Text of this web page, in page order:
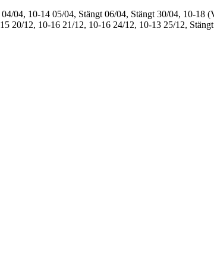
04/04, 10-14 05/04, Stängt 06/04, Stängt 30/04, 10-18
20/12, 10-16 21/12, 10-16 24/12, 10-13 25/12, Stängt